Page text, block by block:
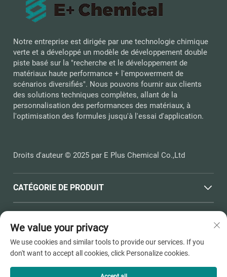
Notre entreprise est dirigée par une technologie chimique
verte et a développé un modèle de développement double
piste basé sur la "recherche et le développement de
matériaux haute performance + l'empowerment de
scénarios diversifiés". Nous pouvons fournir aux clients
des solutions techniques complètes, allant de la
personnalisation des performances des matériaux, à
l'optimisation des formules jusqu'à l'essai d'application.
Droits d'auteur © 2025 par E Plus Chemical Co.,Ltd
CATÉGORIE DE PRODUIT
COORDONNÉES
Office add : N° 398, Route Haichen, Ville de Pinghu, Towne
We value your privacy
We use cookies and similar tools to provide our services. If you
don't want to accept all cookies, click Personalize cookies.